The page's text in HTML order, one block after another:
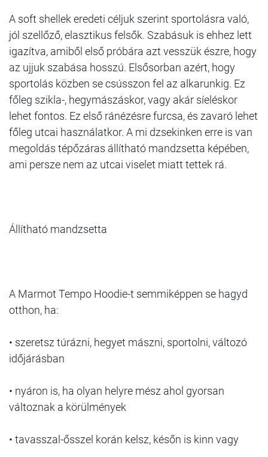
A soft shellek eredeti céljuk szerint sportolásra való,
jól szellőző, elasztikus felsők. Szabásuk is ehhez lett
igazítva, amiből első próbára azt vesszük észre, hogy
az ujjuk szabása hosszú. Elsősorban azért, hogy
sportolás közben se csússzon fel az alkarunkig. Ez
főleg szikla-, hegymászáskor, vagy akár síeléskor
lehet fontos. Ez első ránézésre furcsa, és zavaró lehet
főleg utcai használatkor. A mi dzsekinken erre is van
megoldás tépőzáras állítható mandzsetta képében,
ami persze nem az utcai viselet miatt tettek rá.
Állítható mandzsetta
A Marmot Tempo Hoodie-t semmiképpen se hagyd
otthon, ha:
• szeretsz túrázni, hegyet mászni, sportolni, változó
időjárásban
• nyáron is, ha olyan helyre mész ahol gyorsan
változnak a körülmények
• tavasszal-ősszel korán kelsz, későn is kinn vagy